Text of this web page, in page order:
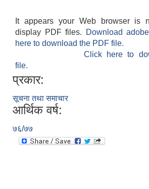
It appears your Web browser is
display PDF files.
Download
here to download the PDF file.
Click here to
file.
प्रकार:
सूचना तथा समाचार
आर्थिक वर्ष:
७६/७७